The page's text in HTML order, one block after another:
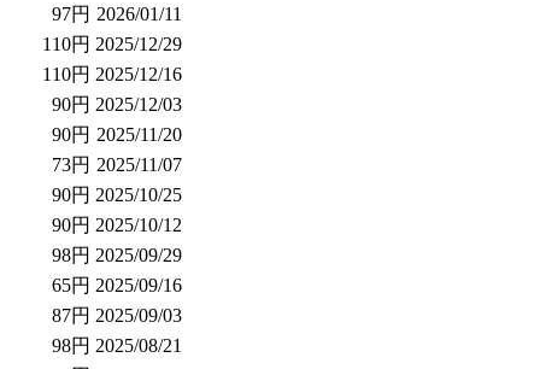
97円 2026/01/11
110円 2025/12/29
110円 2025/12/16
90円 2025/12/03
90円 2025/11/20
73円 2025/11/07
90円 2025/10/25
90円 2025/10/12
98円 2025/09/29
65円 2025/09/16
87円 2025/09/03
98円 2025/08/21